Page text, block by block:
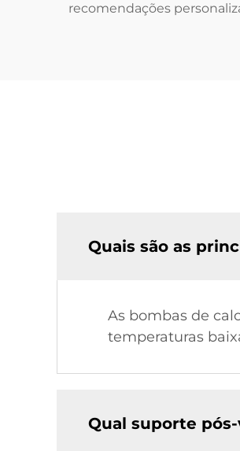
recomendações
Quais são as
As bombas de
temperaturas
Qual suporte